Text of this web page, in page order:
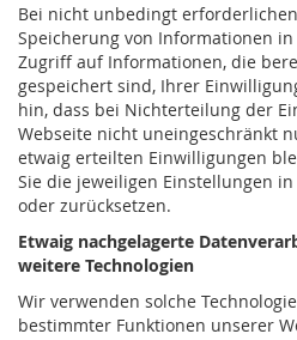
Bei nicht unbedingt
Speicherung von Informationen
Zugriff auf Informationen, die
gespeichert sind, Ihrer
hin, dass bei Nichterteilung der
Webseite nicht uneingeschränkt
etwaig erteilten Einwilligungen
Sie die jeweiligen Einstellungen
oder zurücksetzen.
Etwaig nachgelagerte
weitere Technologien
Wir verwenden solche
bestimmter Funktionen unserer